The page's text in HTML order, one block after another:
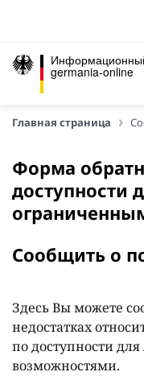
germania-online
Главная страница
Форма
доступности
Сообщить о
Здесь Вы можете
недостатках
по доступности
возможностями.